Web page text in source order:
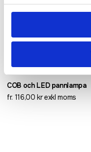
COB och LED pannlampa
fr. 116,00 kr exkl moms